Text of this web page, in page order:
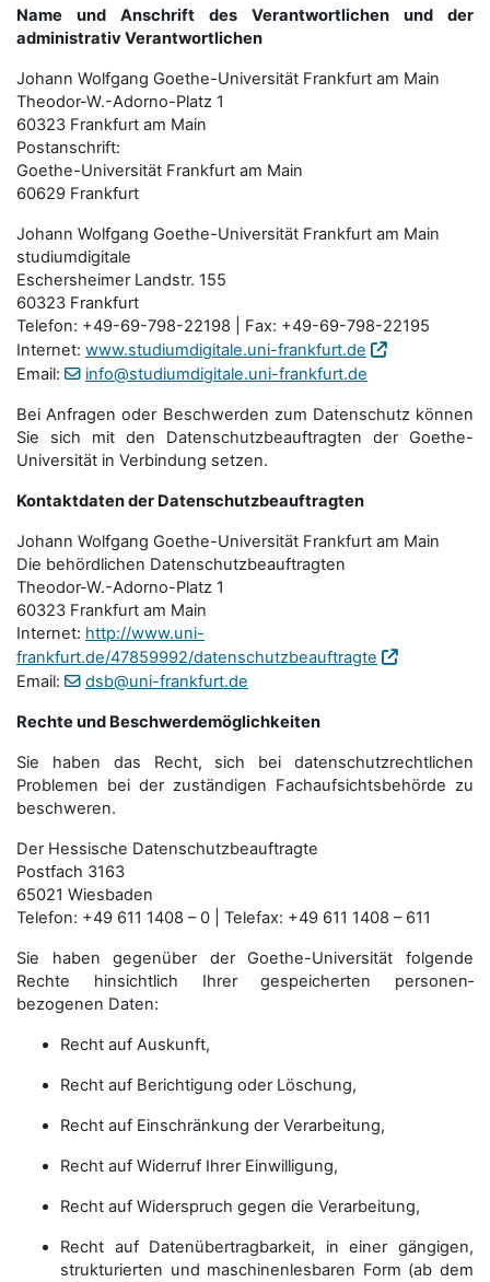
Name und Anschrift des Verantwortlichen und der
administrativ Verantwortlichen
Johann Wolfgang Goethe-Universität Frankfurt am Main
Theodor-W.-Adorno-Platz 1
60323 Frankfurt am Main
Postanschrift:
Goethe-Universität Frankfurt am Main
60629 Frankfurt
Johann Wolfgang Goethe-Universität Frankfurt am Main
studiumdigitale
Eschersheimer Landstr. 155
60323 Frankfurt
Telefon: +49-69-798-22198 | Fax: +49-69-798-22195
Internet: www.studiumdigitale.uni-frankfurt.de
Email:
info@studiumdigitale.uni-frankfurt.de
Bei Anfragen oder Beschwerden zum Datenschutz können
Sie sich mit den Datenschutz­beauftragten der Goethe-
Universität in Verbindung setzen.
Kontaktdaten der Datenschutzbeauftragten
Johann Wolfgang Goethe-Universität Frankfurt am Main
Die behördlichen Datenschutzbeauftragten
Theodor-W.-Adorno-Platz 1
60323 Frankfurt am Main
Internet: http://www.uni-
frankfurt.de/47859992/datenschutzbeauftragte
Email:
dsb@uni-frankfurt.de
Rechte und Beschwerdemöglichkeiten
Sie haben das Recht, sich bei datenschutzrechtlichen
Problemen bei der zuständigen Fachauf­sichts­behörde zu
beschweren.
Der Hessische Datenschutzbeauftragte
Postfach 3163
65021 Wiesbaden
Telefon: +49 611 1408 – 0 | Telefax: +49 611 1408 – 611
Sie haben gegenüber der Goethe-Universität folgende
Rechte hinsichtlich Ihrer gespeicherten personen­
bezogenen Daten:
Recht auf Auskunft,
Recht auf Berichtigung oder Löschung,
Recht auf Einschränkung der Verarbeitung,
Recht auf Widerruf Ihrer Einwilligung,
Recht auf Widerspruch gegen die Verarbeitung,
Recht auf Datenübertragbarkeit, in einer gängigen,
strukturierten und maschinenlesbaren Form (ab dem